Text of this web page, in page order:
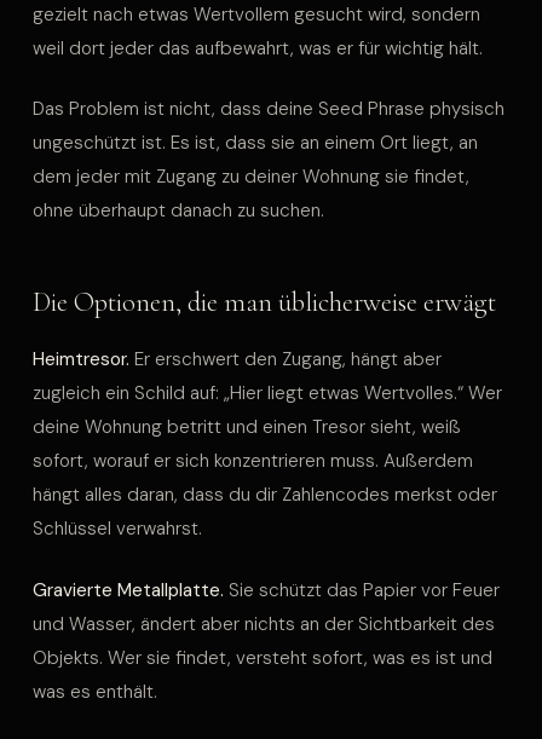
gezielt nach etwas Wertvollem gesucht wird, sondern
weil dort jeder das aufbewahrt, was er für wichtig hält.
Das Problem ist nicht, dass deine Seed Phrase physisch
ungeschützt ist. Es ist, dass sie an einem Ort liegt, an
dem jeder mit Zugang zu deiner Wohnung sie findet,
ohne überhaupt danach zu suchen.
Die Optionen, die man üblicherweise erwägt
Heimtresor. Er erschwert den Zugang, hängt aber
zugleich ein Schild auf: „Hier liegt etwas Wertvolles.“ Wer
deine Wohnung betritt und einen Tresor sieht, weiß
sofort, worauf er sich konzentrieren muss. Außerdem
hängt alles daran, dass du dir Zahlencodes merkst oder
Schlüssel verwahrst.
Gravierte Metallplatte. Sie schützt das Papier vor Feuer
und Wasser, ändert aber nichts an der Sichtbarkeit des
Objekts. Wer sie findet, versteht sofort, was es ist und
was es enthält.